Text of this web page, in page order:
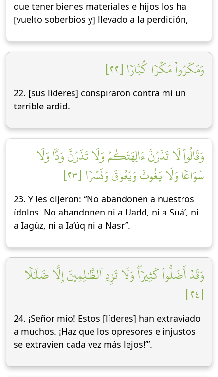
que tener bienes materiales e hijos los ha
[vuelto soberbios y] llevado a la perdición,
وَمَكَرُواْ مَكۡرٗا كُبَّارٗا [٢٢]
22. [sus líderes] conspiraron contra mí un
terrible ardid.
وَقَالُواْ لَا تَذَرُنَّ ءَالِهَتَكُمۡ وَلَا تَذَرُنَّ وَدّٗا وَلَا
سُوَاعٗا وَلَا يَغُوثَ وَيَعُوقَ وَنَسۡرٗا [٢٣]
23. Y les dijeron: “No abandonen a nuestros
ídolos. No abandonen ni a Uadd, ni a Suá’, ni
a Iagúz, ni a Ia‘úq ni a Nasr”.
وَقَدۡ أَضَلُّواْ كَثِيرٗاۖ وَلَا تَزِدِ ٱلظَّٰلِمِينَ إِلَّا ضَلَٰلٗا
[٢٤]
24. ¡Señor mío! Estos [líderes] han extraviado
a muchos. ¡Haz que los opresores e injustos
se extravíen cada vez más lejos!’”.